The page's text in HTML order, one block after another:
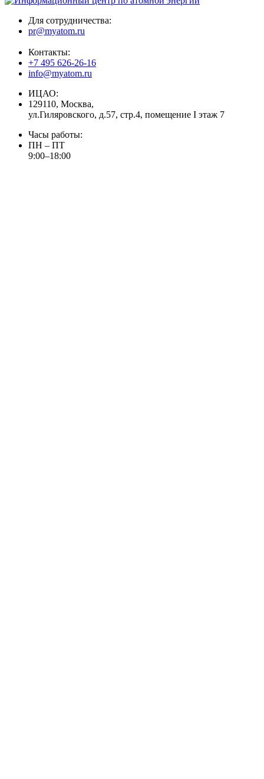
Для сотрудничества:
pr@myatom.ru
Контакты:
+7 495 626-26-16
info@myatom.ru
ИЦАО:
129110, Москва,
ул.Гиляровского, д.57, стр.4, помещение I этаж 7
Часы работы:
ПН – ПТ
9:00–18:00